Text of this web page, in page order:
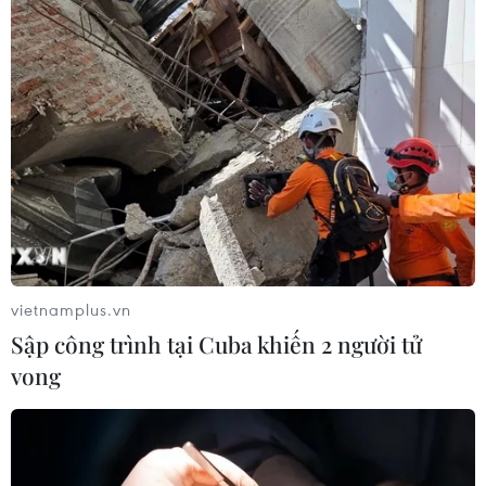
Bộ Y tế đề xuất 8 nhóm chính sách
trong sửa đổi Luật hiến, ghép mô,
tạng
03/08/2026 14:44
Quảng Ninh chấm dứt cơ sở giết mổ
động vật không đủ điều kiện trước
31/10
03/08/2026 11:31
Bệnh viện hạng đặc biệt cơ sở Ninh
Bình khẳng định "cánh tay nối dài"
vietnamplus.vn
Sập công trình tại Cuba khiến 2 người tử
vong